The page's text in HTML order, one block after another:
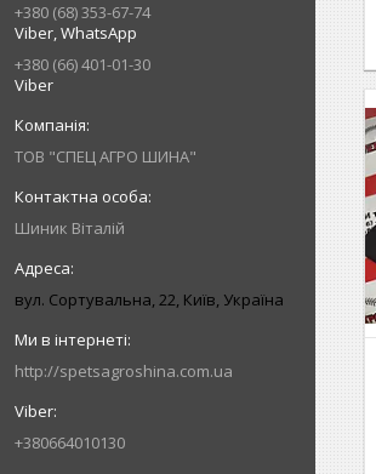
+380 (68) 353-67-74
Viber, WhatsApp
+380 (66) 401-01-30
Viber
ТОВ "СПЕЦ АГРО ШИНА"
Шиник Віталій
вул. Сортувальна, 22, Київ, Україна
http://spetsagroshina.com.ua
+380664010130